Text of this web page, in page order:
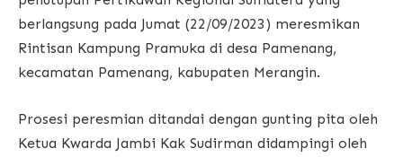
berlangsung pada Jumat (22/09/2023) meresmikan
Rintisan Kampung Pramuka di desa Pamenang,
kecamatan Pamenang, kabupaten Merangin.
Prosesi peresmian ditandai dengan gunting pita oleh
Ketua Kwarda Jambi Kak Sudirman didampingi oleh